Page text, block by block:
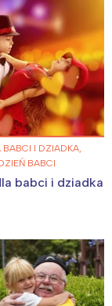
BABCI I DZIADKA,
BABCI
babci i dziadka